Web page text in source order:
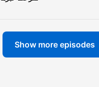
Show more episodes